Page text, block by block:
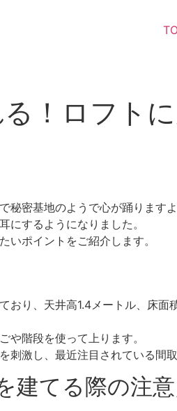
！ロフト
秘密基地のようで心が踊りますよ
にするようになりました。
いポイントをご紹介します。
おり、天井高1.4メートル、床
や階段を使って上ります。
激し、最近注目されている間取
建てる際の注